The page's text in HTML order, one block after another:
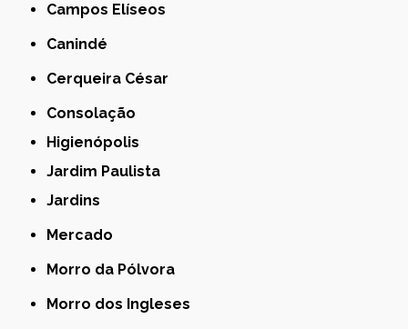
Campos Elíseos
Canindé
Cerqueira César
Consolação
Higienópolis
Jardim Paulista
Jardins
Mercado
Morro da Pólvora
Morro dos Ingleses